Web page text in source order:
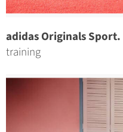
adidas Originals Sport.
training